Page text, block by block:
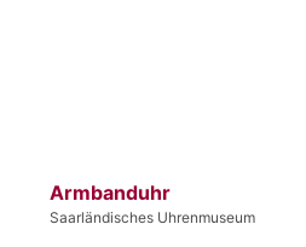
Armbanduhr
Saarländisches Uhrenmuseum